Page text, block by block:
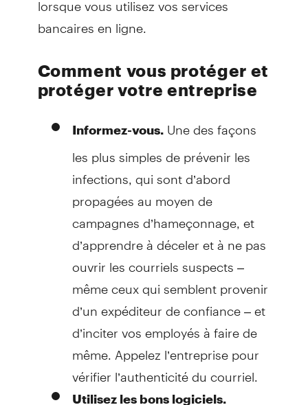
bancaires en ligne.
Comment vous protéger et
protéger votre entreprise
Informez-vous. Une des façons
les plus simples de prévenir les
infections, qui sont d’abord
propagées au moyen de
campagnes d’hameçonnage, et
d’apprendre à déceler et à ne pas
ouvrir les courriels suspects –
même ceux qui semblent provenir
d’un expéditeur de confiance – et
d’inciter vos employés à faire de
même. Appelez l’entreprise pour
vérifier l’authenticité du courriel.
Utilisez les bons logiciels.